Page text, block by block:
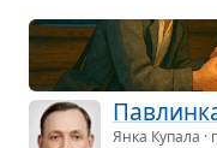
Янка Купала ·